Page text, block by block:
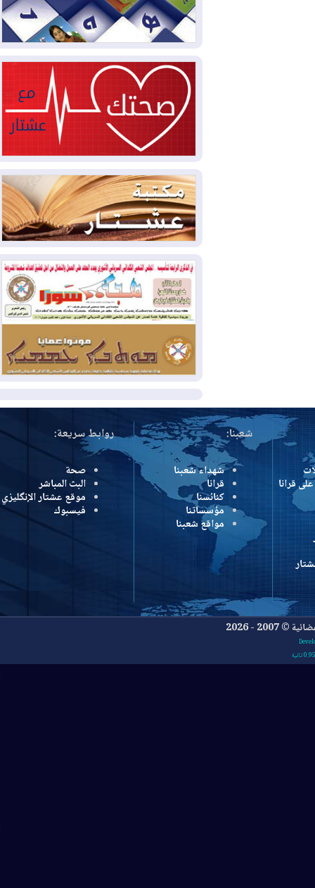
2026-08-04بيترو يشكو تزوير الانتخابات
الرئاسية ويحذر من "حرب أهلية" في
2026-08-03
رئيس إقليم كوردستان في
دمشق في زيارة رسمية
2026-08-03
العراق يؤكد مجدداً التزامه
بمنع الهجمات على الدول المجاورة
2026-08-03العجز والاقتراض يطوقان
المالية العراقية.. اقتراض يتجاوز 3 تريليونات
دينار!
2026-08-03كوبا تغرق في الظلام مجددا
وانهيار الشبكة الكهربائية
2026-08-03
أوامر بإجلاء 60 ألف شخص
بسبب الحرائق في ولاية واشنطن
2026-08-02
مشروع "حسابي" يُمهل
الموظفين حتى نهاية أغسطس لاستلام
بطاقاتهم المصرفية
المزيد
شعبنا:
شهداء شعبنا
قرانا
كنائسنا
مؤسساتنا
مواقع شعبنا
روابط سريعة:
صحة
البث المباشر
موقع عشتار الإنگليزي
فيسبوك
2026